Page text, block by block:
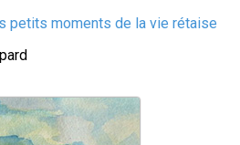
petits moments de la vie rétaise